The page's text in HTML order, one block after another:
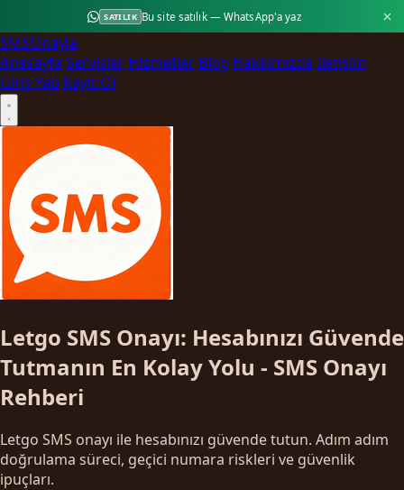
SATILIK Bu site satılık — WhatsApp'a yaz
SMSOnayla
Anasayfa Servisler Hizmetler Blog Hakkımızda İletişim
Giriş Yap Kayıt Ol
Letgo SMS Onayı: Hesabınızı Güvende
Tutmanın En Kolay Yolu - SMS Onayı
Rehberi
Letgo SMS onayı ile hesabınızı güvende tutun. Adım adım
doğrulama süreci, geçici numara riskleri ve güvenlik
ipuçları.